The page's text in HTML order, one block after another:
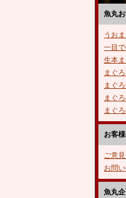
魚丸
うお
一目
生本
まぐ
まぐ
まぐ
まぐ
お客
ご意
お問
魚丸